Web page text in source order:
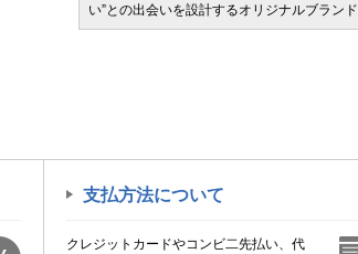
い”との出会いを設計するオリジナルブランド
支払方法について
クレジットカードやコンビ二先払い、代